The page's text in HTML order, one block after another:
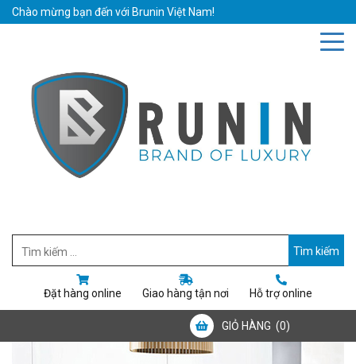
Chào mừng bạn đến với Brunin Việt Nam!
Email: bruninvietnam@gmail.com
Đặt hàng online Giao hàng tận nơi Hỗ trợ online
GIỎ HÀNG